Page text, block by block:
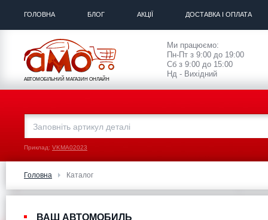
ГОЛОВНА БЛОГ АКЦІЇ ДОСТАВКА І ОПЛАТА
АВТОМОБІЛЬНИЙ МАГАЗИН ОНЛАЙН
Ми працюємо:
Пн-Пт з 9:00 до 19:00
Сб з 9:00 до 15:00
Нд - Вихідний
Приклад: VKMA02023
Головна Каталог
ВАШ АВТОМОБИЛЬ